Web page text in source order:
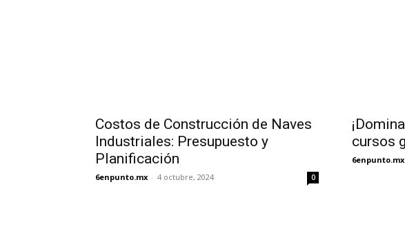
Costos de Construcción de Naves
Industriales: Presupuesto y
Planificación
6enpunto.mx - 4 octubre, 2024 0
cursos
6enpunto.mx